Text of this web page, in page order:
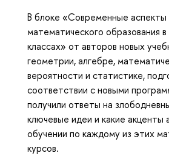
В блоке «Современные
математического образования
классах» от авторов новых
геометрии, алгебре,
вероятности и статистике,
соответствии с новыми
получили ответы на
ключевые идеи и какие акценты
обучении по каждому из этих
курсов.